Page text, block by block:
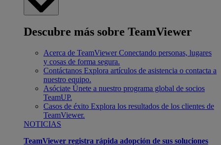
Descubre más sobre TeamViewer
Acerca de TeamViewer Conectando personas, lugares
y cosas de forma segura.
Contáctanos Explora artículos de asistencia o contacta a
nuestro equipo.
Asóciate Únete a nuestro programa global de socios
TeamUP.
Casos de éxito Explora los resultados de los clientes de
TeamViewer.
NOTICIAS
TeamViewer registra rápida adopción de sus soluciones